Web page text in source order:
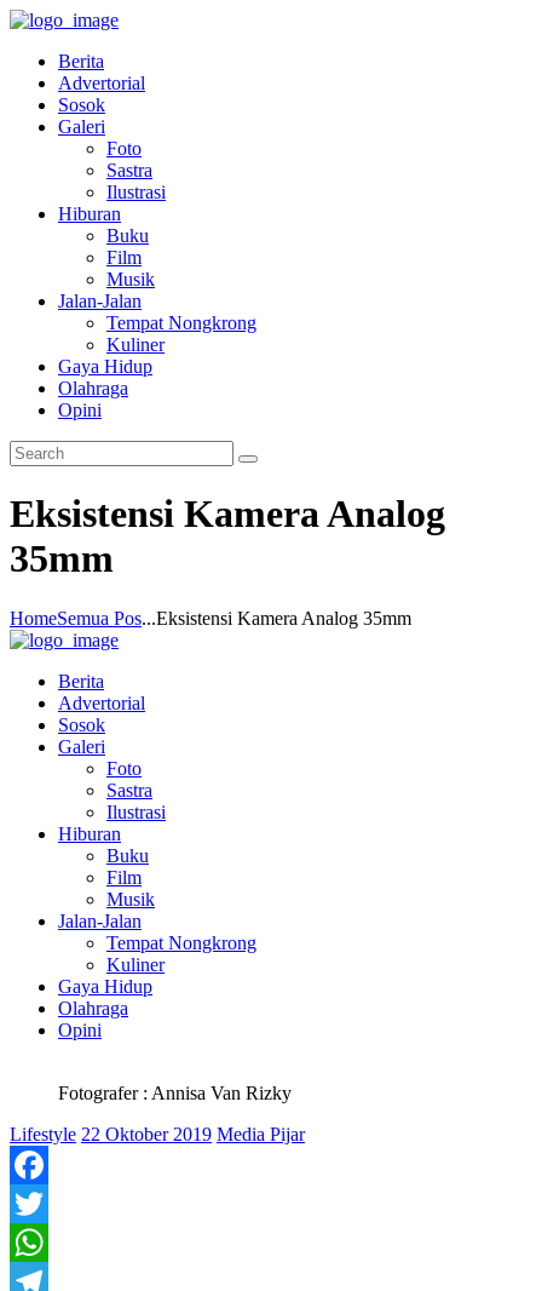
Berita
Advertorial
Sosok
Galeri
Foto
Sastra
Ilustrasi
Hiburan
Buku
Film
Musik
Jalan-Jalan
Tempat Nongkrong
Kuliner
Gaya Hidup
Olahraga
Opini
Eksistensi Kamera Analog
35mm
HomeSemua Pos...Eksistensi Kamera Analog 35mm
Berita
Advertorial
Sosok
Galeri
Foto
Sastra
Ilustrasi
Hiburan
Buku
Film
Musik
Jalan-Jalan
Tempat Nongkrong
Kuliner
Gaya Hidup
Olahraga
Opini
Fotografer : Annisa Van Rizky
Lifestyle 22 Oktober 2019 Media Pijar
Facebook
Twitter
WhatsApp